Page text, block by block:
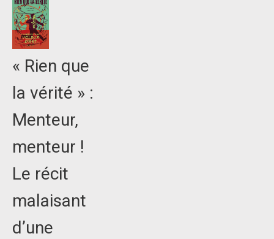
« Rien que
la vérité » :
Menteur,
menteur !
Le récit
malaisant
d’une